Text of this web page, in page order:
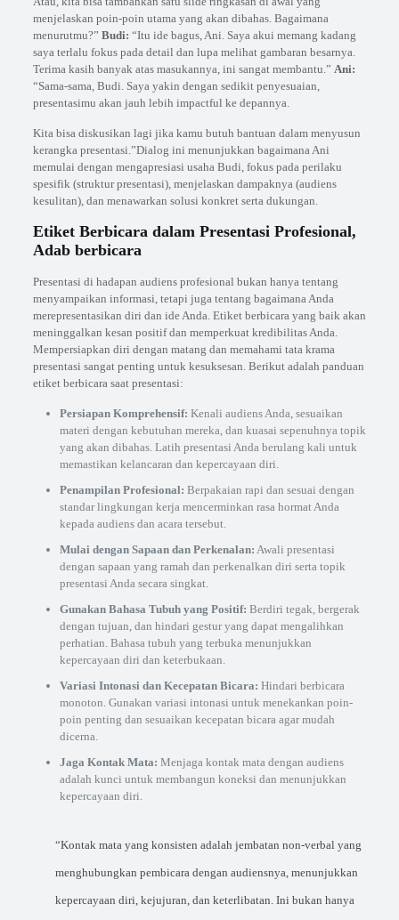
menjelaskan poin-poin utama yang akan dibahas. Bagaimana
menurutmu?” Budi: “Itu ide bagus, Ani. Saya akui memang kadang
saya terlalu fokus pada detail dan lupa melihat gambaran besarnya.
Terima kasih banyak atas masukannya, ini sangat membantu.” Ani:
“Sama-sama, Budi. Saya yakin dengan sedikit penyesuaian,
presentasimu akan jauh lebih impactful ke depannya.
Kita bisa diskusikan lagi jika kamu butuh bantuan dalam menyusun
kerangka presentasi.”Dialog ini menunjukkan bagaimana Ani
memulai dengan mengapresiasi usaha Budi, fokus pada perilaku
spesifik (struktur presentasi), menjelaskan dampaknya (audiens
kesulitan), dan menawarkan solusi konkret serta dukungan.
Etiket Berbicara dalam Presentasi Profesional,
Adab berbicara
Presentasi di hadapan audiens profesional bukan hanya tentang
menyampaikan informasi, tetapi juga tentang bagaimana Anda
merepresentasikan diri dan ide Anda. Etiket berbicara yang baik akan
meninggalkan kesan positif dan memperkuat kredibilitas Anda.
Mempersiapkan diri dengan matang dan memahami tata krama
presentasi sangat penting untuk kesuksesan. Berikut adalah panduan
etiket berbicara saat presentasi:
Persiapan Komprehensif: Kenali audiens Anda, sesuaikan
materi dengan kebutuhan mereka, dan kuasai sepenuhnya topik
yang akan dibahas. Latih presentasi Anda berulang kali untuk
memastikan kelancaran dan kepercayaan diri.
Penampilan Profesional: Berpakaian rapi dan sesuai dengan
standar lingkungan kerja mencerminkan rasa hormat Anda
kepada audiens dan acara tersebut.
Mulai dengan Sapaan dan Perkenalan: Awali presentasi
dengan sapaan yang ramah dan perkenalkan diri serta topik
presentasi Anda secara singkat.
Gunakan Bahasa Tubuh yang Positif: Berdiri tegak, bergerak
dengan tujuan, dan hindari gestur yang dapat mengalihkan
perhatian. Bahasa tubuh yang terbuka menunjukkan
kepercayaan diri dan keterbukaan.
Variasi Intonasi dan Kecepatan Bicara: Hindari berbicara
monoton. Gunakan variasi intonasi untuk menekankan poin-
poin penting dan sesuaikan kecepatan bicara agar mudah
dicerna.
Jaga Kontak Mata: Menjaga kontak mata dengan audiens
adalah kunci untuk membangun koneksi dan menunjukkan
kepercayaan diri.
“Kontak mata yang konsisten adalah jembatan non-verbal yang
menghubungkan pembicara dengan audiensnya, menunjukkan
kepercayaan diri, kejujuran, dan keterlibatan. Ini bukan hanya